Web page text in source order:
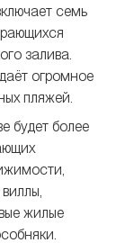
семь
залива.
огромное
пляжей.
будет более
жилые